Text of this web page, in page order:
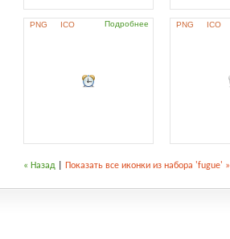
PNG ICO Подробнее PNG ICO
« Назад Показать все иконки из набора 'fugue' »